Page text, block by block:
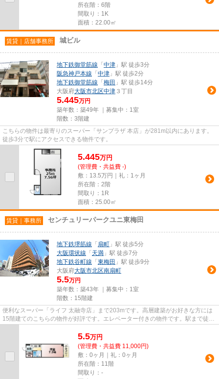
所在階：6階
間取り：1K
面積：22.00㎡
賃貸｜店舗事務所 城ビル
地下鉄御堂筋線 「 中津 」駅 徒歩3分
阪急神戸本線 「 中津 」駅 徒歩2分
地下鉄御堂筋線 「 梅田 」駅 徒歩14分
大阪府大阪市北区中津 ３丁目
5.445万円
築年数：築49年 ｜募集中： 1室
階数：3階建
こちらの物件は最寄りのスーパー「サンプラザ 本店」が281m以内にあります。
徒歩3分で駅にアクセスできる物件です。
5.445万円
(管理費・共益費 -)
敷：13.5万円｜礼：1ヶ月
所在階：2階
間取り：1R
面積：25.00㎡
賃貸｜事務所 センチュリーパークユニ東梅田
地下鉄堺筋線 「 扇町 」駅 徒歩5分
大阪環状線 「 天満 」駅 徒歩7分
地下鉄谷町線 「 東梅田 」駅 徒歩9分
大阪府大阪市北区南扇町
5.5万円
築年数：築43年 ｜募集中： 1室
階数：15階建
便利なスーパー「ライフ 太融寺店」まで203mです。高層建築がお好きな方には
15階建てのこちらの物件が好評です。エレベーター付きの物件です。駅まで徒歩
5.5万円
(管理費・共益費 11,000円)
敷：0ヶ月｜礼：0ヶ月
所在階：11階
間取り：-